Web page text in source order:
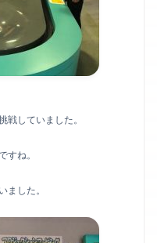
戦していました。
ね。
した。